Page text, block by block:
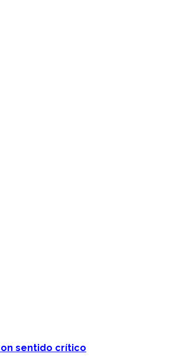
sentido crítico